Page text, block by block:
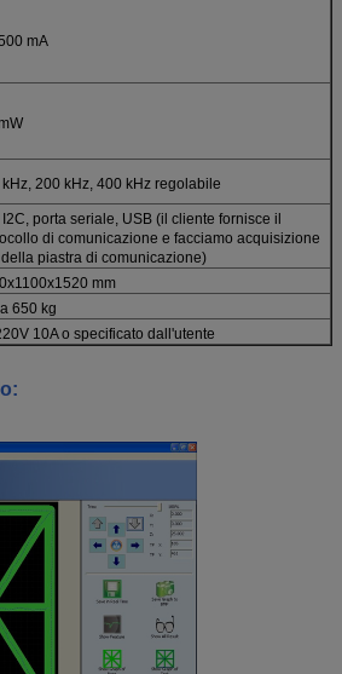
mA
kHz, 200 kHz, 400 kHz regolabile
I2C, porta seriale, USB (il cliente fornisce il
di comunicazione e facciamo acquisizione
piastra di comunicazione)
mm
650 kg
10A o specificato dall'utente